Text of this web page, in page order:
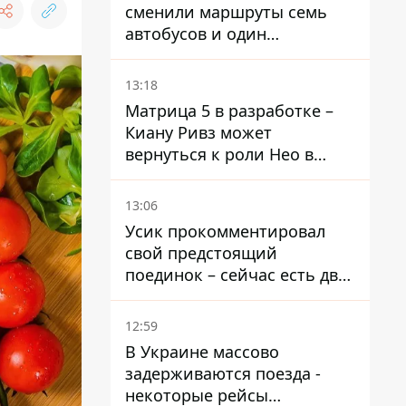
сменили маршруты семь
автобусов и один
троллейбус
13:18
Матрица 5 в разработке –
Киану Ривз может
вернуться к роли Нео в
пятой части
13:06
Усик прокомментировал
свой предстоящий
поединок – сейчас есть два
варианта
12:59
В Украине массово
задерживаются поезда -
некоторые рейсы